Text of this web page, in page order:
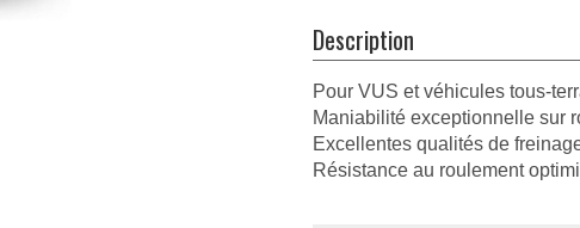
Description
Pour VUS et véhicules tous-
Maniabilité exceptionnelle sur
Excellentes qualités de
Résistance au roulement